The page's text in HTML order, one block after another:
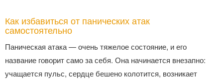
Как избавиться от панических атак
самостоятельно
Паническая атака — очень тяжелое состояние, и его
название говорит само за себя. Она начинается внезапно:
учащается пульс, сердце бешено колотится, возникает